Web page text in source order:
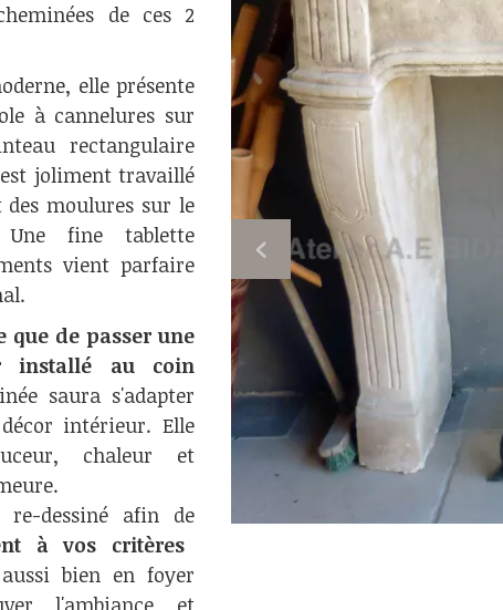
de ces 2
elle présente
à cannelures sur
rectangulaire
joliment travaillé
des moulures sur le
Une fine tablette
vient parfaire
que de passer une
installé au coin
saura s'adapter
intérieur. Elle
chaleur et
re-dessiné afin de
à vos critères
bien en foyer
l'ambiance et